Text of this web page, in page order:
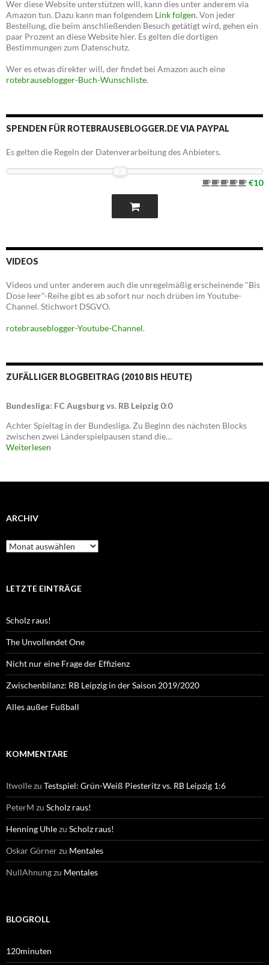
Wer diese Website unterstützen will, kann dies unter anderem via
Amazon tun. Dazu kann man folgendem Link folgen. Von jeder
Bestellung, die beim anschließenden Besuch getätigt wird, gehen ein
paar Prozent an diese Website hier. Es gelten die dortigen
Bestimmungen zum Datenschutz.
Wer es etwas direkter will, der findet bei Amazon auch eine
rotebrauseblogger-Buch-Wunschliste.
SPENDEN FÜR ROTEBRAUSEBLOGGER.DE VIA PAYPAL
Es gelten die Regeln der Datenverarbeitung des Anbieters.
€10
VIDEOS
Videos und unter anderem auch die unregelmäßig erscheinende "Bis
Dose leer"-Reihe gibt es ab sofort nur noch drüben im Youtube-
Channel. Stichwort DSGVO.
rotebrauseblogger-Youtube-Channel.
ZUFÄLLIGER BLOGBEITRAG (2010 BIS HEUTE)
Bundesliga: FC Augsburg vs. RB Leipzig 0:0
Achter Spieltag in der Bundesliga. Zu Beginn des nächsten Blocks
zwischen zwei Länderspielpausen stand die…
Weiterlesen
ARCHIV
Archiv
LETZTE EINTRÄGE
Scholz raus!
The Unvollendet One
Nicht nur eine Frage der Effizienz
Zwischenbilanz: RB Leipzig in der Saison 2019/2020
Alles außer Fußball
KOMMENTARE
Itwollezu Testspiel: Grün-Weiß Piesteritz vs. RB Leipzig 1:6
PeterM zu Scholz raus!
Henning Uhlezu Scholz raus!
Oskar Görnerzu Mentales
NullAhnungzu Mentales
BLOGROLL
120minuten